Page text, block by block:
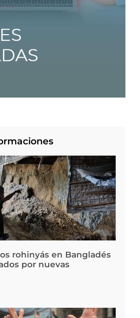
rohinyás en Bangladés
por nuevas